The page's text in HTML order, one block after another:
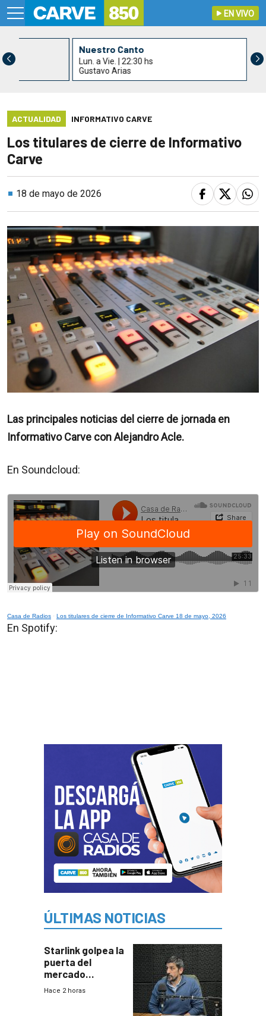
EN VIVO
Nuestro Canto
Lun. a Vie. | 22:30 hs
Gustavo Arias
ACTUALIDAD INFORMATIVO CARVE
Los titulares de cierre de Informativo
Carve
18 de mayo de 2026
Las principales noticias del cierre de jornada en
Informativo Carve con Alejandro Acle.
En Soundcloud:
Casa de Radios · Los titulares de cierre de Informativo Carve 18 de mayo, 2026
En Spotify:
ÚLTIMAS NOTICIAS
Starlink golpea la
puerta del
mercado
uruguayo y Antel
Hace 2 horas